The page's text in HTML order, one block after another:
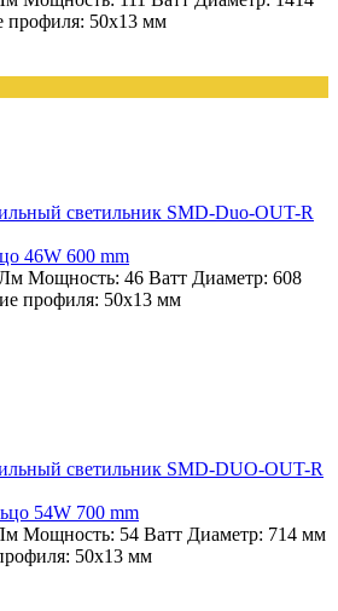
профиля: 50х13 мм
46W 600 mm
Мощность: 46 Ватт Диаметр: 608
профиля: 50х13 мм
54W 700 mm
Мощность: 54 Ватт Диаметр: 714 мм
50х13 мм